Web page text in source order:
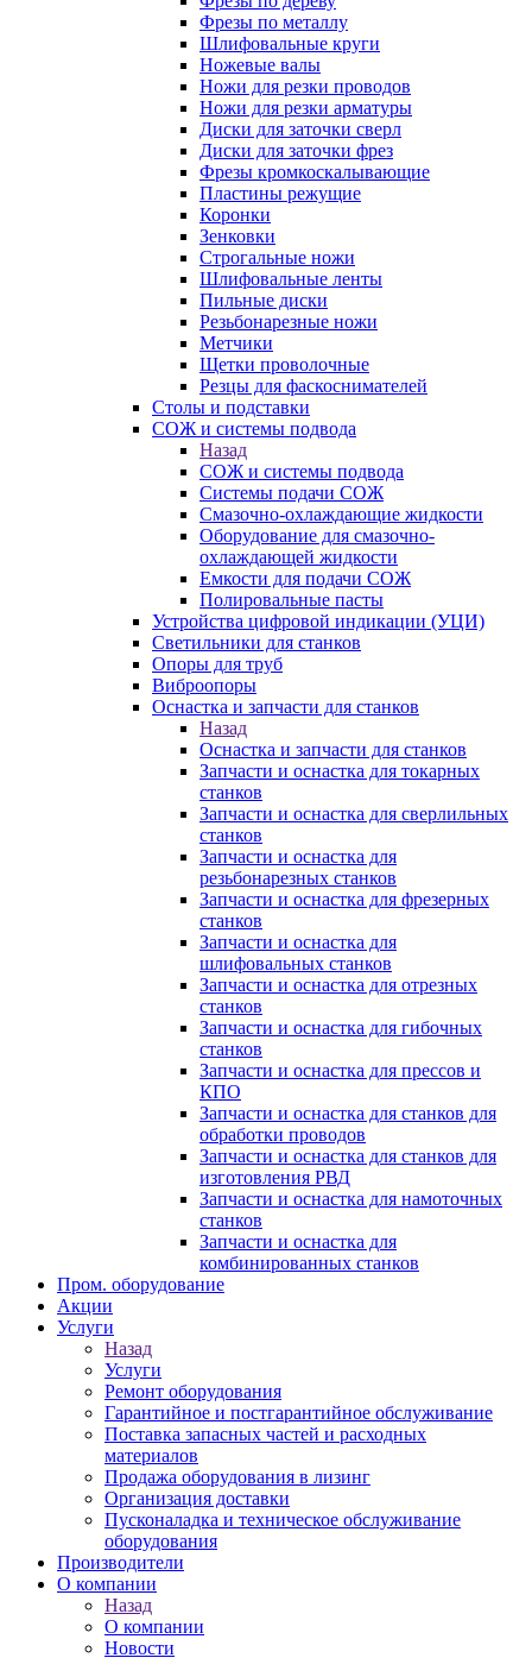
Фрезы по металлу
Шлифовальные круги
Ножевые валы
Ножи для резки проводов
Ножи для резки арматуры
Диски для заточки сверл
Диски для заточки фрез
Фрезы кромкоскалывающие
Пластины режущие
Коронки
Зенковки
Строгальные ножи
Шлифовальные ленты
Пильные диски
Резьбонарезные ножи
Метчики
Щетки проволочные
Резцы для фаскоснимателей
Столы и подставки
СОЖ и системы подвода
Назад
СОЖ и системы подвода
Системы подачи СОЖ
Смазочно-охлаждающие жидкости
Оборудование для смазочно-
охлаждающей жидкости
Емкости для подачи СОЖ
Полировальные пасты
Устройства цифровой индикации (УЦИ)
Светильники для станков
Опоры для труб
Виброопоры
Оснастка и запчасти для станков
Назад
Оснастка и запчасти для станков
Запчасти и оснастка для токарных
станков
Запчасти и оснастка для сверлильных
станков
Запчасти и оснастка для
резьбонарезных станков
Запчасти и оснастка для фрезерных
станков
Запчасти и оснастка для
шлифовальных станков
Запчасти и оснастка для отрезных
станков
Запчасти и оснастка для гибочных
станков
Запчасти и оснастка для прессов и
КПО
Запчасти и оснастка для станков для
обработки проводов
Запчасти и оснастка для станков для
изготовления РВД
Запчасти и оснастка для намоточных
станков
Запчасти и оснастка для
комбинированных станков
Пром. оборудование
Акции
Услуги
Назад
Услуги
Ремонт оборудования
Гарантийное и постгарантийное обслуживание
Поставка запасных частей и расходных
материалов
Продажа оборудования в лизинг
Организация доставки
Пусконаладка и техническое обслуживание
оборудования
Производители
О компании
Назад
О компании
Новости